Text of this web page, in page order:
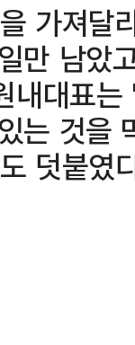
가져달
만 남았
내대표
는 것을
덧붙였